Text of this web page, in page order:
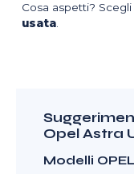
Cosa aspetti?
usata.
Opel Astra
Modelli